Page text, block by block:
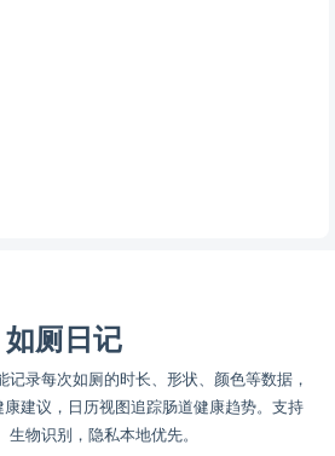
如厕日记
录每次如厕的时长、形状、颜色等数据，
建议，日历视图追踪肠道健康趋势。支持
生物识别，隐私本地优先。